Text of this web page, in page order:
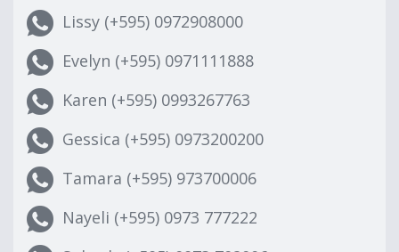
Lissy (+595) 0972908000
Evelyn (+595) 0971111888
Karen (+595) 0993267763
Gessica (+595) 0973200200
Tamara (+595) 973700006
Nayeli (+595) 0973 777222